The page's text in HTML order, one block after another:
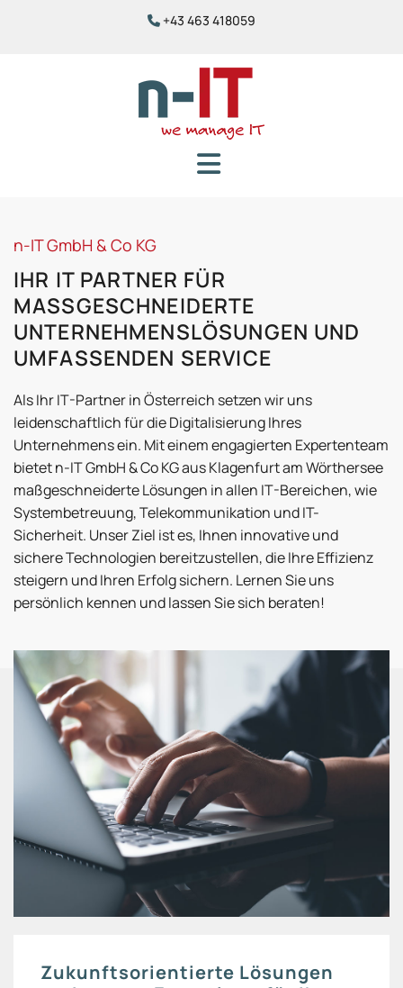
 +43 463 418059
n-IT GmbH & Co KG
IHR IT PARTNER FÜR
MASSGESCHNEIDERTE U
NTERNEHMENSLÖSUNGEN UND U
MFASSENDEN SERVICE
Als Ihr IT-Partner in Österreich setzen wir uns
leidenschaftlich für die Digitalisierung Ihres
Unternehmens ein. Mit einem engagierten Expertenteam
bietet n-IT GmbH & Co KG aus Klagenfurt am Wörthersee
maßgeschneiderte Lösungen in allen IT-Bereichen, wie
Systembetreuung, Telekommunikation und IT-
Sicherheit. Unser Ziel ist es, Ihnen innovative und
sichere Technologien bereitzustellen, die Ihre Effizienz
steigern und Ihren Erfolg sichern. Lernen Sie uns
persönlich kennen und lassen Sie sich beraten!
Zukunftsorientierte Lösungen